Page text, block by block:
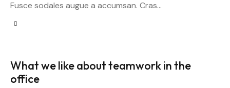
Fusce sodales augue a accumsan. Cras…
What we like about teamwork in the
office